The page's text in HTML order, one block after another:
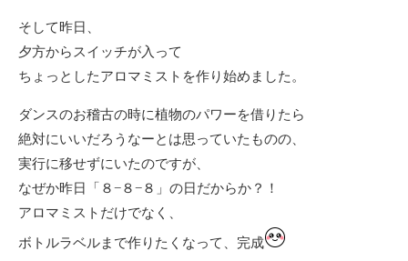
そして昨日、
夕方からスイッチが入って
ちょっとしたアロマミストを作り始めました。
ダンスのお稽古の時に植物のパワーを借りたら
絶対にいいだろうなーとは思っていたものの、
実行に移せずにいたのですが、
なぜか昨日「８−８−８」の日だからか？！
アロマミストだけでなく、
ボトルラベルまで作りたくなって、完成